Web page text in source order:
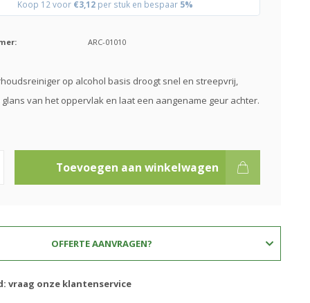
Koop 12 voor €3,12 per stuk en bespaar 5%
ARC-01010
op alcohol basis droogt snel en streepvrij,
van het oppervlak en laat een aangename geur achter.
Toevoegen aan winkelwagen
OFFERTE AANVRAGEN?
vraag onze klantenservice